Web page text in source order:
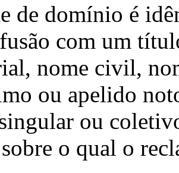
de domínio é
com um
nome civil,
ou apelido
ou
o qual o